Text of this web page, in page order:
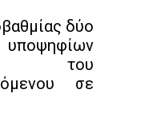
δύο
του
σε